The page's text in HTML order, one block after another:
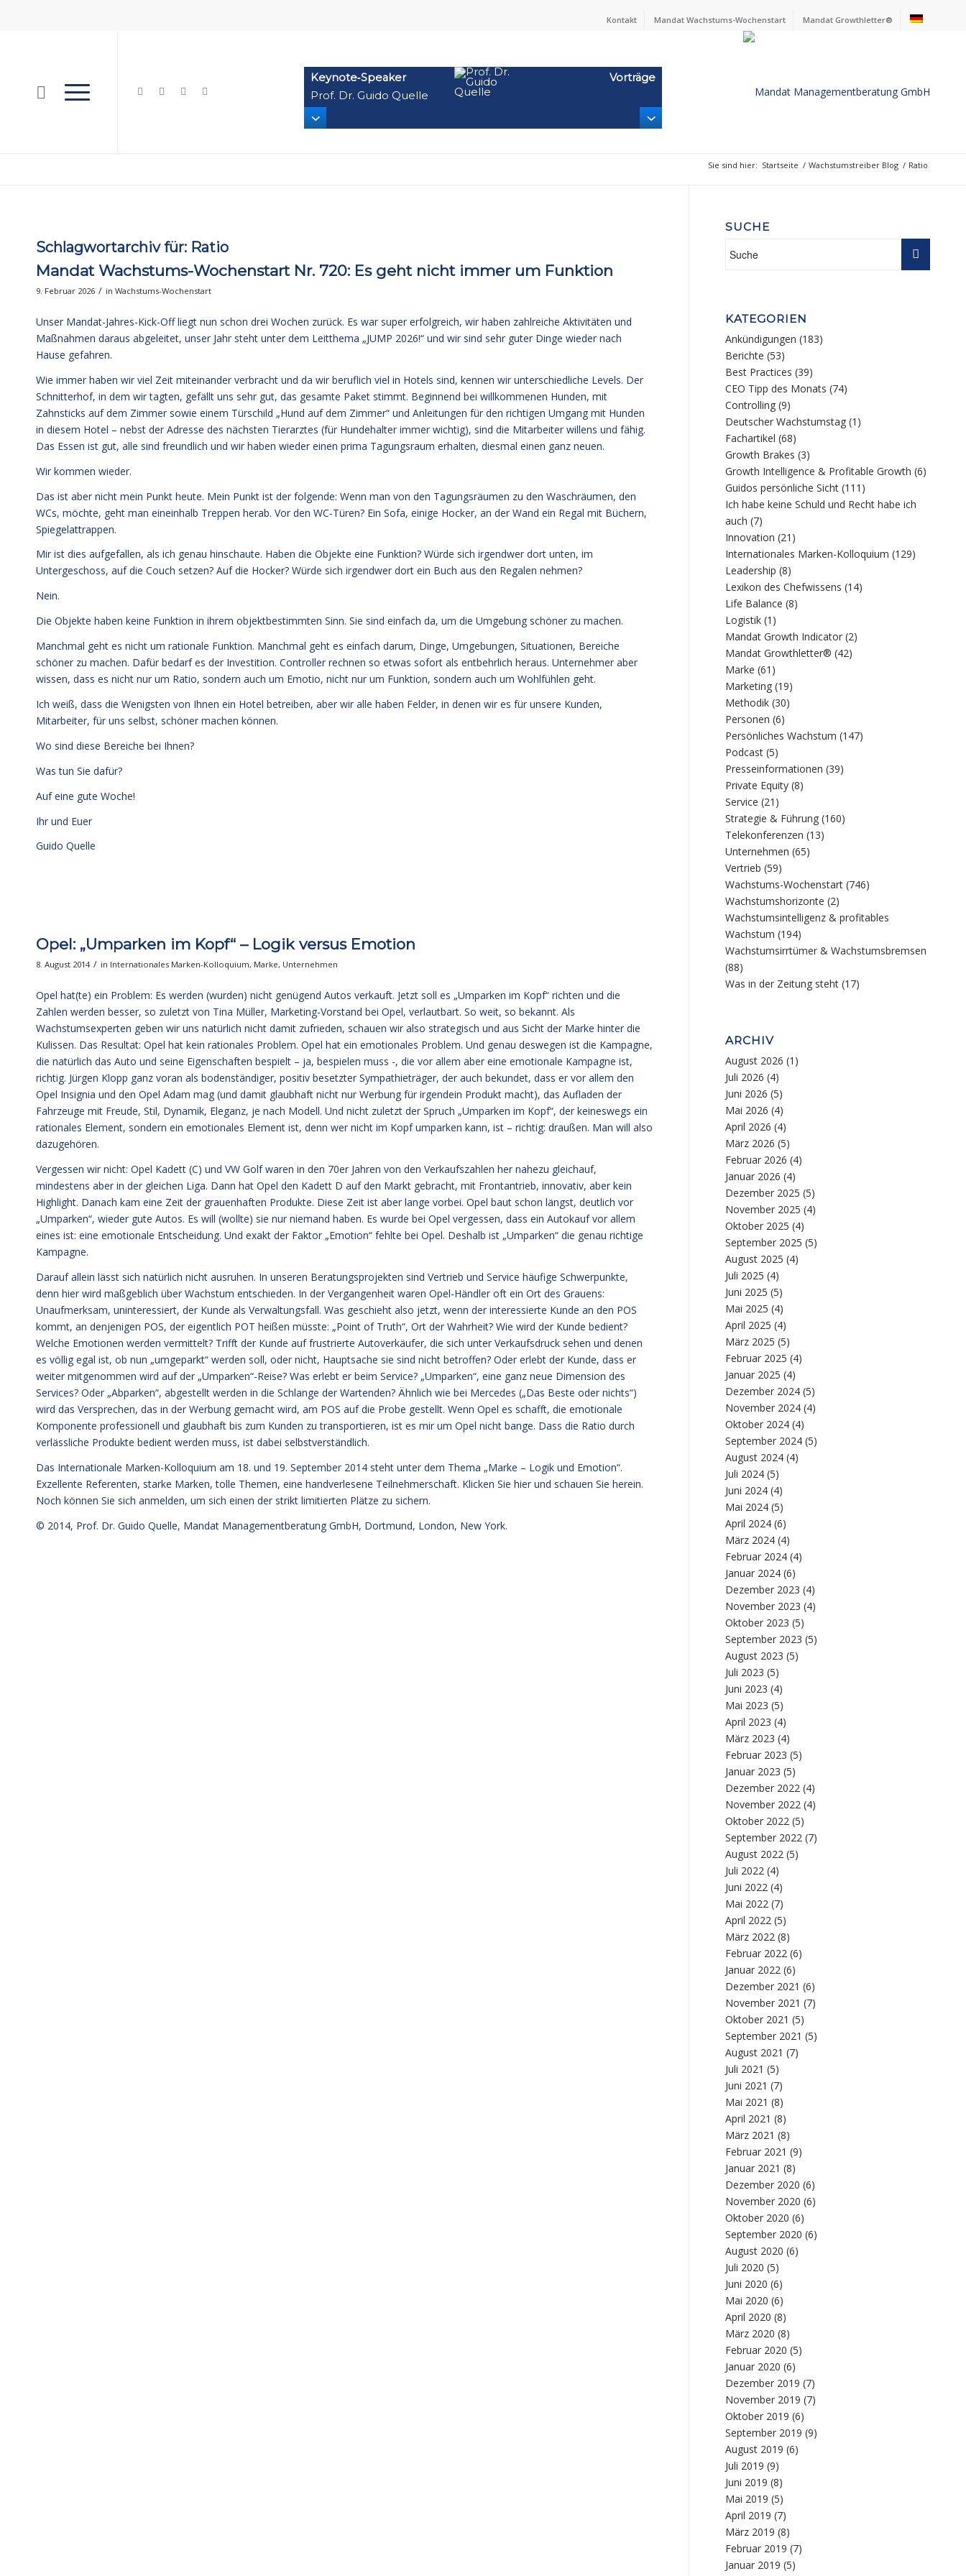
Kontakt Mandat Wachstums-Wochenstart Mandat Growthletter®
Keynote‑Speaker
Prof. Dr. Guido Quelle
Vorträge
Sie sind hier: Startseite / Wachstumstreiber Blog / Ratio
Schlagwortarchiv für: Ratio
Mandat Wachstums-Wochenstart Nr. 720: Es geht nicht immer um Funktion
9. Februar 2026 / in Wachstums-Wochenstart
Unser Mandat-Jahres-Kick-Off liegt nun schon drei Wochen zurück. Es war super erfolgreich, wir haben zahlreiche Aktivitäten und
Maßnahmen daraus abgeleitet, unser Jahr steht unter dem Leitthema „JUMP 2026!“ und wir sind sehr guter Dinge wieder nach
Hause gefahren.
Wie immer haben wir viel Zeit miteinander verbracht und da wir beruflich viel in Hotels sind, kennen wir unterschiedliche Levels. Der
Schnitterhof, in dem wir tagten, gefällt uns sehr gut, das gesamte Paket stimmt. Beginnend bei willkommenen Hunden, mit
Zahnsticks auf dem Zimmer sowie einem Türschild „Hund auf dem Zimmer“ und Anleitungen für den richtigen Umgang mit Hunden
in diesem Hotel – nebst der Adresse des nächsten Tierarztes (für Hundehalter immer wichtig), sind die Mitarbeiter willens und fähig.
Das Essen ist gut, alle sind freundlich und wir haben wieder einen prima Tagungsraum erhalten, diesmal einen ganz neuen.
Wir kommen wieder.
Das ist aber nicht mein Punkt heute. Mein Punkt ist der folgende: Wenn man von den Tagungsräumen zu den Waschräumen, den
WCs, möchte, geht man eineinhalb Treppen herab. Vor den WC-Türen? Ein Sofa, einige Hocker, an der Wand ein Regal mit Büchern,
Spiegelattrappen.
Mir ist dies aufgefallen, als ich genau hinschaute. Haben die Objekte eine Funktion? Würde sich irgendwer dort unten, im
Untergeschoss, auf die Couch setzen? Auf die Hocker? Würde sich irgendwer dort ein Buch aus den Regalen nehmen?
Nein.
Die Objekte haben keine Funktion in ihrem objektbestimmten Sinn. Sie sind einfach da, um die Umgebung schöner zu machen.
Manchmal geht es nicht um rationale Funktion. Manchmal geht es einfach darum, Dinge, Umgebungen, Situationen, Bereiche
schöner zu machen. Dafür bedarf es der Investition. Controller rechnen so etwas sofort als entbehrlich heraus. Unternehmer aber
wissen, dass es nicht nur um Ratio, sondern auch um Emotio, nicht nur um Funktion, sondern auch um Wohlfühlen geht.
Ich weiß, dass die Wenigsten von Ihnen ein Hotel betreiben, aber wir alle haben Felder, in denen wir es für unsere Kunden,
Mitarbeiter, für uns selbst, schöner machen können.
Wo sind diese Bereiche bei Ihnen?
Was tun Sie dafür?
Auf eine gute Woche!
Ihr und Euer
Guido Quelle
Opel: „Umparken im Kopf“ – Logik versus Emotion
8. August 2014 / in Internationales Marken-Kolloquium, Marke, Unternehmen
Opel hat(te) ein Problem: Es werden (wurden) nicht genügend Autos verkauft. Jetzt soll es „Umparken im Kopf“ richten und die
Zahlen werden besser, so zuletzt von Tina Müller, Marketing-Vorstand bei Opel, verlautbart. So weit, so bekannt. Als
Wachstumsexperten geben wir uns natürlich nicht damit zufrieden, schauen wir also strategisch und aus Sicht der Marke hinter die
Kulissen. Das Resultat: Opel hat kein rationales Problem. Opel hat ein emotionales Problem. Und genau deswegen ist die Kampagne,
die natürlich das Auto und seine Eigenschaften bespielt – ja, bespielen muss -, die vor allem aber eine emotionale Kampagne ist,
richtig. Jürgen Klopp ganz voran als bodenständiger, positiv besetzter Sympathieträger, der auch bekundet, dass er vor allem den
Opel Insignia und den Opel Adam mag (und damit glaubhaft nicht nur Werbung für irgendein Produkt macht), das Aufladen der
Fahrzeuge mit Freude, Stil, Dynamik, Eleganz, je nach Modell. Und nicht zuletzt der Spruch „Umparken im Kopf“, der keineswegs ein
rationales Element, sondern ein emotionales Element ist, denn wer nicht im Kopf umparken kann, ist – richtig: draußen. Man will also
dazugehören.
Vergessen wir nicht: Opel Kadett (C) und VW Golf waren in den 70er Jahren von den Verkaufszahlen her nahezu gleichauf,
mindestens aber in der gleichen Liga. Dann hat Opel den Kadett D auf den Markt gebracht, mit Frontantrieb, innovativ, aber kein
Highlight. Danach kam eine Zeit der grauenhaften Produkte. Diese Zeit ist aber lange vorbei. Opel baut schon längst, deutlich vor
„Umparken“, wieder gute Autos. Es will (wollte) sie nur niemand haben. Es wurde bei Opel vergessen, dass ein Autokauf vor allem
eines ist: eine emotionale Entscheidung. Und exakt der Faktor „Emotion“ fehlte bei Opel. Deshalb ist „Umparken“ die genau richtige
Kampagne.
Darauf allein lässt sich natürlich nicht ausruhen. In unseren Beratungsprojekten sind Vertrieb und Service häufige Schwerpunkte,
denn hier wird maßgeblich über Wachstum entschieden. In der Vergangenheit waren Opel-Händler oft ein Ort des Grauens:
Unaufmerksam, uninteressiert, der Kunde als Verwaltungsfall. Was geschieht also jetzt, wenn der interessierte Kunde an den POS
kommt, an denjenigen POS, der eigentlich POT heißen müsste: „Point of Truth“, Ort der Wahrheit? Wie wird der Kunde bedient?
Welche Emotionen werden vermittelt? Trifft der Kunde auf frustrierte Autoverkäufer, die sich unter Verkaufsdruck sehen und denen
es völlig egal ist, ob nun „umgeparkt“ werden soll, oder nicht, Hauptsache sie sind nicht betroffen? Oder erlebt der Kunde, dass er
weiter mitgenommen wird auf der „Umparken“-Reise? Was erlebt er beim Service? „Umparken“, eine ganz neue Dimension des
Services? Oder „Abparken“, abgestellt werden in die Schlange der Wartenden? Ähnlich wie bei Mercedes („Das Beste oder nichts“)
wird das Versprechen, das in der Werbung gemacht wird, am POS auf die Probe gestellt. Wenn Opel es schafft, die emotionale
Komponente professionell und glaubhaft bis zum Kunden zu transportieren, ist es mir um Opel nicht bange. Dass die Ratio durch
verlässliche Produkte bedient werden muss, ist dabei selbstverständlich.
Das Internationale Marken-Kolloquium am 18. und 19. September 2014 steht unter dem Thema „Marke – Logik und Emotion“.
Exzellente Referenten, starke Marken, tolle Themen, eine handverlesene Teilnehmerschaft. Klicken Sie hier und schauen Sie herein.
Noch können Sie sich anmelden, um sich einen der strikt limitierten Plätze zu sichern.
© 2014, Prof. Dr. Guido Quelle, Mandat Managementberatung GmbH, Dortmund, London, New York.
SUCHE
KATEGORIEN
Ankündigungen (183)
Berichte (53)
Best Practices (39)
CEO Tipp des Monats (74)
Controlling (9)
Deutscher Wachstumstag (1)
Fachartikel (68)
Growth Brakes (3)
Growth Intelligence & Profitable Growth (6)
Guidos persönliche Sicht (111)
Ich habe keine Schuld und Recht habe ich
auch (7)
Innovation (21)
Internationales Marken-Kolloquium (129)
Leadership (8)
Lexikon des Chefwissens (14)
Life Balance (8)
Logistik (1)
Mandat Growth Indicator (2)
Mandat Growthletter® (42)
Marke (61)
Marketing (19)
Methodik (30)
Personen (6)
Persönliches Wachstum (147)
Podcast (5)
Presseinformationen (39)
Private Equity (8)
Service (21)
Strategie & Führung (160)
Telekonferenzen (13)
Unternehmen (65)
Vertrieb (59)
Wachstums-Wochenstart (746)
Wachstumshorizonte (2)
Wachstumsintelligenz & profitables
Wachstum (194)
Wachstumsirrtümer & Wachstumsbremsen
(88)
Was in der Zeitung steht (17)
ARCHIV
August 2026 (1)
Juli 2026 (4)
Juni 2026 (5)
Mai 2026 (4)
April 2026 (4)
März 2026 (5)
Februar 2026 (4)
Januar 2026 (4)
Dezember 2025 (5)
November 2025 (4)
Oktober 2025 (4)
September 2025 (5)
August 2025 (4)
Juli 2025 (4)
Juni 2025 (5)
Mai 2025 (4)
April 2025 (4)
März 2025 (5)
Februar 2025 (4)
Januar 2025 (4)
Dezember 2024 (5)
November 2024 (4)
Oktober 2024 (4)
September 2024 (5)
August 2024 (4)
Juli 2024 (5)
Juni 2024 (4)
Mai 2024 (5)
April 2024 (6)
März 2024 (4)
Februar 2024 (4)
Januar 2024 (6)
Dezember 2023 (4)
November 2023 (4)
Oktober 2023 (5)
September 2023 (5)
August 2023 (5)
Juli 2023 (5)
Juni 2023 (4)
Mai 2023 (5)
April 2023 (4)
März 2023 (4)
Februar 2023 (5)
Januar 2023 (5)
Dezember 2022 (4)
November 2022 (4)
Oktober 2022 (5)
September 2022 (7)
August 2022 (5)
Juli 2022 (4)
Juni 2022 (4)
Mai 2022 (7)
April 2022 (5)
März 2022 (8)
Februar 2022 (6)
Januar 2022 (6)
Dezember 2021 (6)
November 2021 (7)
Oktober 2021 (5)
September 2021 (5)
August 2021 (7)
Juli 2021 (5)
Juni 2021 (7)
Mai 2021 (8)
April 2021 (8)
März 2021 (8)
Februar 2021 (9)
Januar 2021 (8)
Dezember 2020 (6)
November 2020 (6)
Oktober 2020 (6)
September 2020 (6)
August 2020 (6)
Juli 2020 (5)
Juni 2020 (6)
Mai 2020 (6)
April 2020 (8)
März 2020 (8)
Februar 2020 (5)
Januar 2020 (6)
Dezember 2019 (7)
November 2019 (7)
Oktober 2019 (6)
September 2019 (9)
August 2019 (6)
Juli 2019 (9)
Juni 2019 (8)
Mai 2019 (5)
April 2019 (7)
März 2019 (8)
Februar 2019 (7)
Januar 2019 (5)